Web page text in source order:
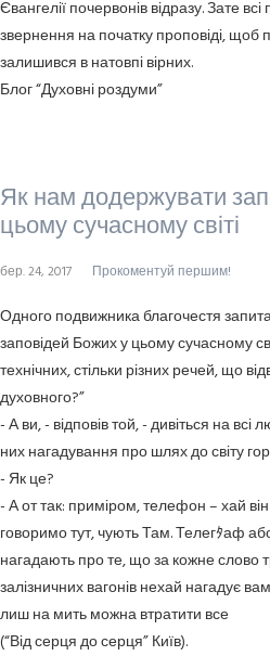
Євангелії почервонів відразу. Зате
звернення на початку проповіді, щоб
залишився в натовпі вірних.
Блог “Духовні роздуми”
Як нам додержувати
цьому сучасному світі
бер. 24, 2017 Прокоментуй першим!
Одного подвижника благочестя
заповідей Божих у цьому сучасному
технічних, стільки різних речей, що
духовного?”
- А ви, - відповів той, - дивіться на всі
них нагадування про шлях до світу
- Як це?
- А от так: приміром, телефон – хай
говоримо тут, чують Там. Телегﾀаф
нагадають про те, що за кожне слово
залізничних вагонів нехай нагадує
лиш на мить можна втратити все
(“Від серця до серця” Київ).